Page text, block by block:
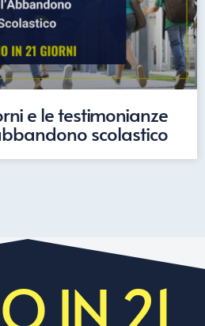
e le testimonianze
scolastico
IN 21